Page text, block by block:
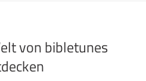
von bibletunes